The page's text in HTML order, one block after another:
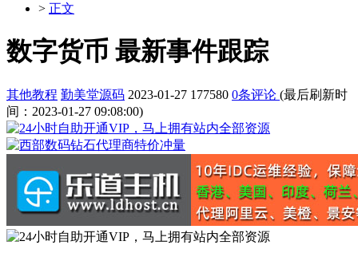
> 正文
数字货币 最新事件跟踪
其他教程 勤美堂源码 2023-01-27 177580 0条评论 (最后刷新时
间：2023-01-27 09:08:00)